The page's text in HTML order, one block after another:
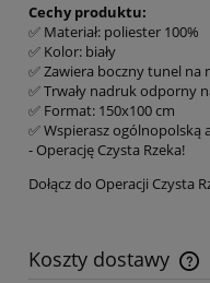
Cechy produktu:
✅ Materiał: poliester 100%
✅ Kolor: biały
✅ Zawiera boczny tunel na
✅ Trwały nadruk odporny
✅ Format: 150x100 cm
✅ Wspierasz ogólnopolską
- Operację Czysta Rzeka!
Dołącz do Operacji Czysta
Koszty dostawy
Cena nie zawiera